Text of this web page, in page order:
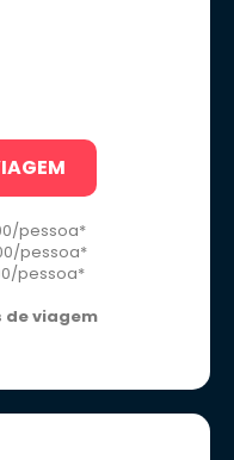
pessoa*
pessoa*
pessoa*
de viagem